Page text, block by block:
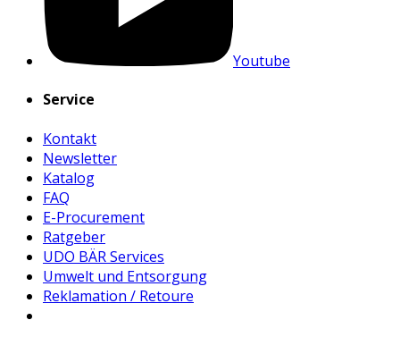
Youtube
Service
Kontakt
Newsletter
Katalog
FAQ
E-Procurement
Ratgeber
UDO BÄR Services
Umwelt und Entsorgung
Reklamation / Retoure